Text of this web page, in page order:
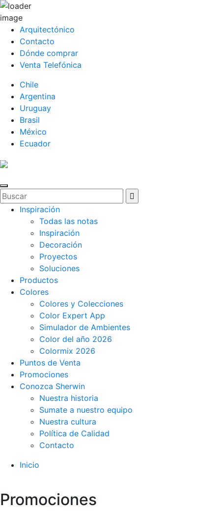
Arquitectónico
Contacto
Dónde comprar
Venta Telefónica
Chile
Argentina
Uruguay
Brasil
México
Ecuador
Inspiración
Todas las notas
Inspiración
Decoración
Proyectos
Soluciones
Productos
Colores
Colores y Colecciones
Color Expert App
Simulador de Ambientes
Color del año 2026
Colormix 2026
Puntos de Venta
Promociones
Conozca Sherwin
Nuestra historia
Sumate a nuestro equipo
Nuestra cultura
Política de Calidad
Contacto
Inicio
Promociones